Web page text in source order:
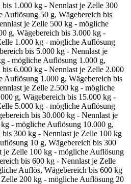
bis 1.000 kg - Nennlast je Zelle 300
Auflösung 50 g, Wägebereich bis
je Zelle 500 kg - mögliche
g, Wägebereich bis 3.000 kg -
1.000 kg - mögliche Auflösung
bis 5.000 kg - Nennlast je
- mögliche Auflösung 1.000 g,
bis 6.000 kg - Nennlast je Zelle 2.000
Auflösung 1.000 g, Wägebereich bis
je Zelle 2.500 kg - mögliche
g, Wägebereich bis 15.000 kg -
5.000 kg - mögliche Auflösung
bis 30.000 kg - Nennlast je
- mögliche Auflösung 10.000 g,
bis 300 kg - Nennlast je Zelle 100 kg
10 g, Wägebereich bis 300
je Zelle 100 kg - mögliche Auflösung
bis 600 kg - Nennlast je Zelle
Auflös, Wägebereich bis 600 kg
200 kg - mögliche Auflösung 20